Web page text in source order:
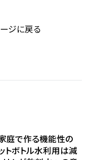
ジに戻る
庭で作る機能性の
トボトル水利用は減